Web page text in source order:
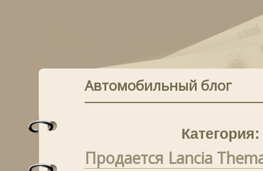
Автомобильный блог
Продается Lancia